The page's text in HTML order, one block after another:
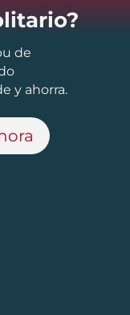
de
y ahorra.